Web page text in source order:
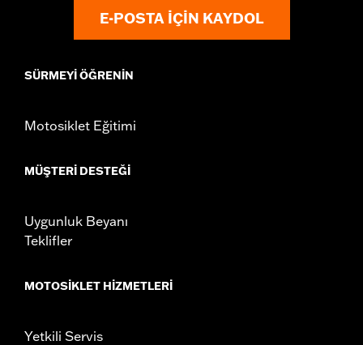
E-POSTA IÇIN KAYDOL
SÜRMEYI ÖĞRENIN
Motosiklet Eğitimi
MÜŞTERI DESTEĞI
Uygunluk Beyanı
Teklifler
MOTOSIKLET HIZMETLERI
Yetkili Servis